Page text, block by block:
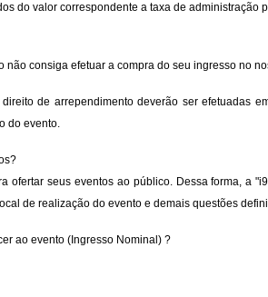
do valor correspondente a taxa de
consiga efetuar a compra do seu ingresso no
de arrependimento deverão ser efetuadas
do evento.
ofertar seus eventos ao público. Dessa forma, a
de realização do evento e demais questões
ao evento (Ingresso Nominal) ?